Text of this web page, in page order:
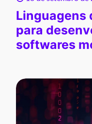
Linguagens
para
softwares